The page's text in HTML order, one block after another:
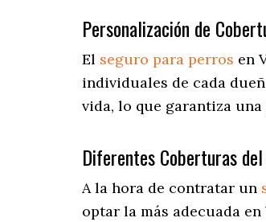
Personalización de
El seguro para perros en
individuales de cada
vida, lo que garantiza una
Diferentes Coberturas
A la hora de contratar un
optar la más adecuada en